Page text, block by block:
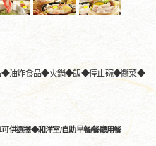
油炸食品◆火鍋◆飯◆停止碗◆醬菜◆
供選擇◆和洋室/自助早餐/餐廳用餐